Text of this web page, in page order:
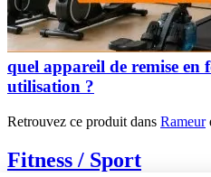
quel appareil de remise en
utilisation ?
Retrouvez ce produit dans Rameur
Fitness / Sport